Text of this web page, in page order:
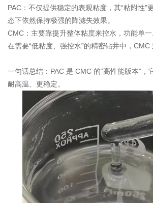
PAC：不仅提供稳定的表观粘度，其“粘附性”
态下依然保持极强的降滤失效果。
CMC：主要靠提升整体粘度来控水，功能单一
在需要“低粘度、强控水”的精密钻井中，CMC
一句话总结：PAC 是 CMC 的“高性能版本”，
耐高温、更稳定。